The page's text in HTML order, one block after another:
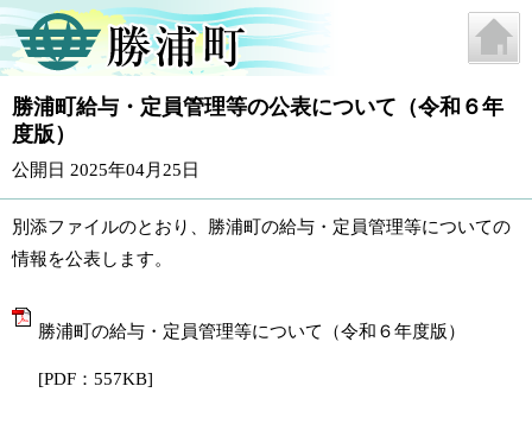
勝浦町給与・定員管理等の公表について（令和６年
度版）
公開日 2025年04月25日
別添ファイルのとおり、勝浦町の給与・定員管理等についての
情報を公表します。
勝浦町の給与・定員管理等について（令和６年度版）
[PDF：557KB]